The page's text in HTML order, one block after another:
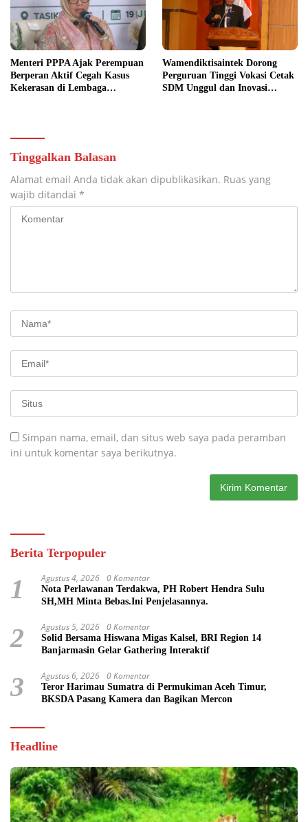
Menteri PPPA Ajak Perempuan
Berperan Aktif Cegah Kasus
Kekerasan di Lembaga
Wamendiktisaintek Dorong
Perguruan Tinggi Vokasi Cetak
SDM Unggul dan Inovasi
Tinggalkan Balasan
Alamat email Anda tidak akan dipublikasikan. Ruas yang
wajib ditandai *
Simpan nama, email, dan situs web saya pada peramban
ini untuk komentar saya berikutnya.
Berita Terpopuler
1 Agustus 4, 2026 0 Komentar
Nota Perlawanan Terdakwa, PH Robert Hendra Sulu
SH,MH Minta Bebas.Ini Penjelasannya.
2 Agustus 5, 2026 0 Komentar
Solid Bersama Hiswana Migas Kalsel, BRI Region 14
Banjarmasin Gelar Gathering Interaktif
3 Agustus 6, 2026 0 Komentar
Teror Harimau Sumatra di Permukiman Aceh Timur,
BKSDA Pasang Kamera dan Bagikan Mercon
Headline